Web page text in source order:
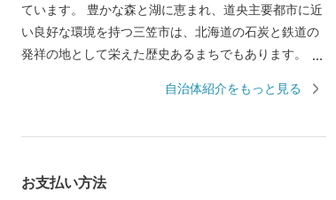
ています。 豊かな森と湖に恵まれ、道央主要都市に近
い良好な環境を持つ三笠市は、北海道の石炭と鉄道の
発祥の地として栄えた歴史あるまちでもあります。 ま
とした多くの化石を産出する、地質学的にも重要な地
気軽に楽しむことができます。 三笠の盆踊りは無形文
自治体紹介をもっと見る
お支払い方法